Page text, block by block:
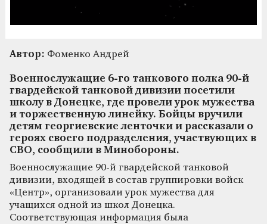
Автор: Фоменко Андрей
Военнослужащие 6-го танкового полка 90-й
гвардейской танковой дивизии посетили
школу в Донецке, где провели урок мужества
и торжественную линейку. Бойцы вручили
детям георгиевские ленточки и рассказали о
героях своего подразделения, участвующих в
СВО, сообщили в Минобороны.
Военнослужащие 90-й гвардейской танковой
дивизии, входящей в состав группировки войск
«Центр», организовали урок мужества для
учащихся одной из школ Донецка.
Соответствующая информация была